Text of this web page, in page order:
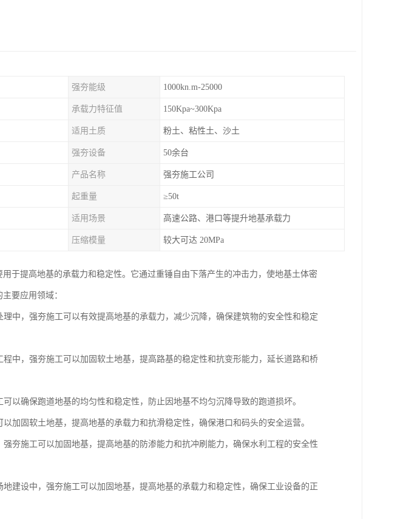
强夯能级 1000kn.m-25000
承载力特征值 150Kpa~300Kpa
适用土质 粉土、粘性土、沙土
强夯设备 50余台
产品名称 强夯施工公司
起重量 ≥50t
适用场景 高速公路、港口等提升地基承载力
压缩模量 较大可达 20MPa
于提高地基的承载力和稳定性。它通过重锤自由下落产生的冲击力，使地基土体密
要应用领域：
中，强夯施工可以有效提高地基的承载力，减少沉降，确保建筑物的安全性和稳定
中，强夯施工可以加固软土地基，提高路基的稳定性和抗变形能力，延长道路和桥
以确保跑道地基的均匀性和稳定性，防止因地基不均匀沉降导致的跑道损坏。
加固软土地基，提高地基的承载力和抗滑稳定性，确保港口和码头的安全运营。
夯施工可以加固地基，提高地基的防渗能力和抗冲刷能力，确保水利工程的安全性
建设中，强夯施工可以加固地基，提高地基的承载力和稳定性，确保工业设备的正